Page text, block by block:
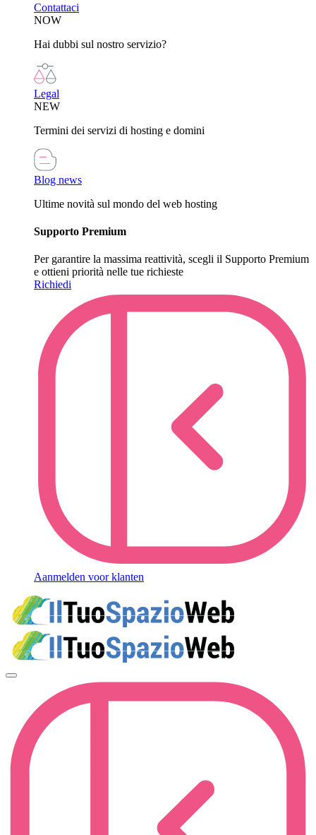
Contattaci
NOW
Hai dubbi sul nostro servizio?
Legal
NEW
Termini dei servizi di hosting e domini
Blog news
Ultime novità sul mondo del web hosting
Supporto Premium
Per garantire la massima reattività, scegli il Supporto Premium
e ottieni priorità nelle tue richieste
Richiedi
Aanmelden voor klanten